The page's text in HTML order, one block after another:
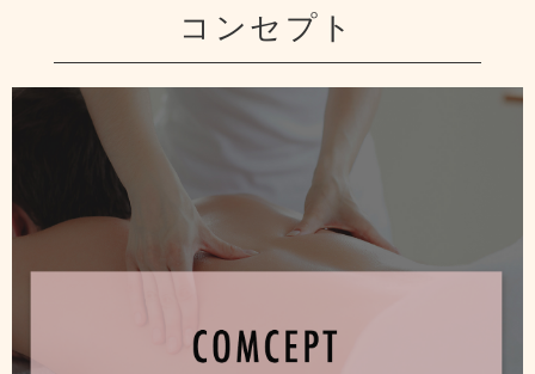
コンセプト